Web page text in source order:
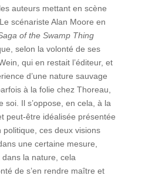
auteurs mettant en scène
scénariste Alan Moore en
of the Swamp Thing
selon la volonté de ses
qui en restait l’éditeur, et
d’une nature sauvage
à la folie chez Thoreau,
soi. Il s’oppose, en cela, à la
peut-être idéalisée présentée
ces deux visions
une certaine mesure,
dans la nature, cela
de s’en rendre maître et